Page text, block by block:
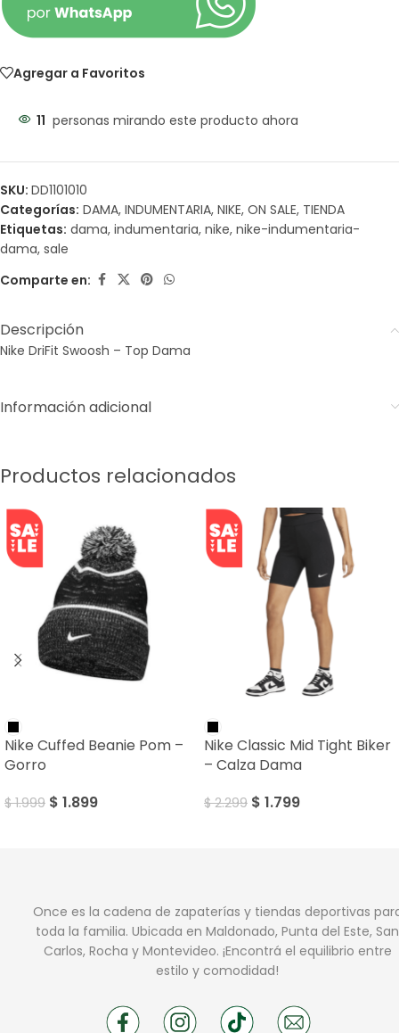
Agregar a Favoritos
11 personas mirando este producto ahora
SKU: DD1101010
Categorías: DAMA, INDUMENTARIA, NIKE, ON SALE, TIENDA
Etiquetas: dama, indumentaria, nike, nike-indumentaria-
dama, sale
Comparte en:
Descripción
Nike DriFit Swoosh – Top Dama
Información adicional
Productos relacionados
Nike Cuffed Beanie Pom –
Gorro
$1.999 $ 1.899
Nike Classic Mid Tight Biker
– Calza Dama
$2.299 $ 1.799
Once es la cadena de zapaterías y tiendas deportivas
toda la familia. Ubicada en Maldonado, Punta del Este, San
Carlos, Rocha y Montevideo. ¡Encontrá el equilibrio entre
estilo y comodidad!